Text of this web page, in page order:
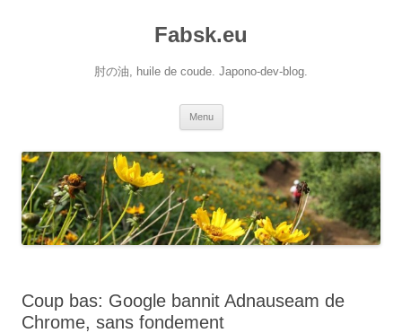
Fabsk.eu
肘の油, huile de coude. Japono-dev-blog.
Menu
Coup bas: Google bannit Adnauseam de
Chrome, sans fondement